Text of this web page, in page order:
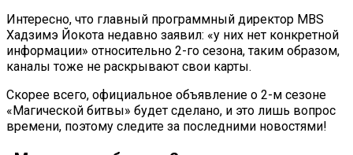
Интересно, что главный программный директор MBS
Хадзимэ Йокота недавно заявил: «у них нет конкретной
информации» относительно 2-го сезона, таким образом,
каналы тоже не раскрывают свои карты.
Скорее всего, официальное объявление о 2-м сезоне
«Магической битвы» будет сделано, и это лишь вопрос
времени, поэтому следите за последними новостями!